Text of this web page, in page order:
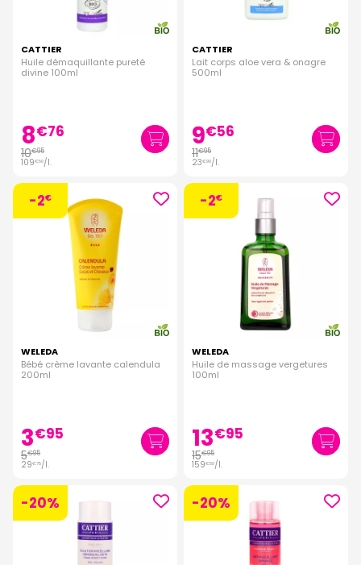
CATTIER
Huile démaquillante pureté
divine 100ml
8€76
10€95
109€50/l.
CATTIER
Lait corps aloe vera & onagre
500ml
9€56
11€95
23€90/l.
-2€
WELEDA
Bébé crème lavante calendula
200ml
3€95
5€95
29€75/l.
-2€
WELEDA
Huile de massage vergetures
100ml
13€95
15€95
159€50/l.
-20% -20%